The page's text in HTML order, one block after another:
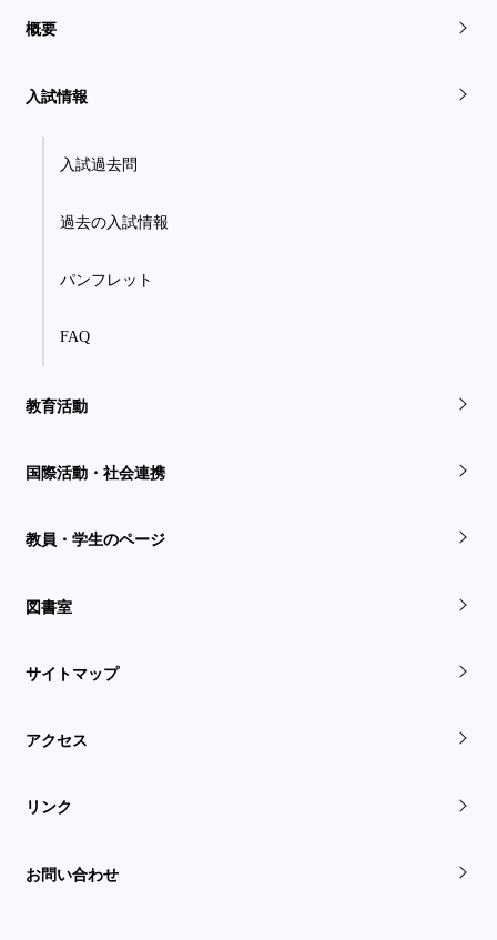
概要
入試情報
入試過去問
過去の入試情報
パンフレット
FAQ
教育活動
国際活動・社会連携
教員・学生のページ
図書室
サイトマップ
アクセス
リンク
お問い合わせ